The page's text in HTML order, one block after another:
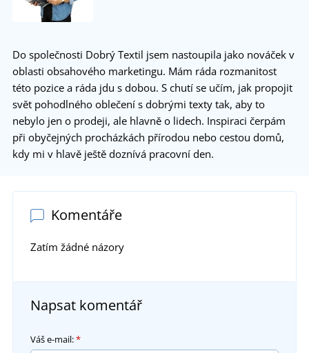
Do společnosti Dobrý Textil jsem nastoupila jako nováček v
oblasti obsahového marketingu. Mám ráda rozmanitost
této pozice a ráda jdu s dobou. S chutí se učím, jak propojit
svět pohodlného oblečení s dobrými texty tak, aby to
nebylo jen o prodeji, ale hlavně o lidech. Inspiraci čerpám
při obyčejných procházkách přírodou nebo cestou domů,
kdy mi v hlavě ještě doznívá pracovní den.
Komentáře
Zatím žádné názory
Napsat komentář
Váš e-mail:*